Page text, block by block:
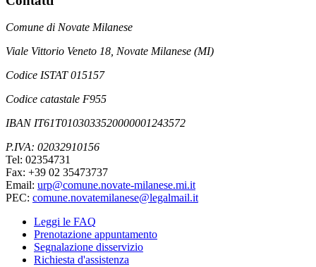
Comune di Novate Milanese
Viale Vittorio Veneto 18, Novate Milanese (MI)
Codice ISTAT 015157
Codice catastale F955
IBAN IT61T0103033520000001243572
P.IVA: 02032910156
Tel: 02354731
Fax: +39 02 35473737
Email: urp@comune.novate-milanese.mi.it
PEC: comune.novatemilanese@legalmail.it
Leggi le FAQ
Prenotazione appuntamento
Segnalazione disservizio
Richiesta d'assistenza